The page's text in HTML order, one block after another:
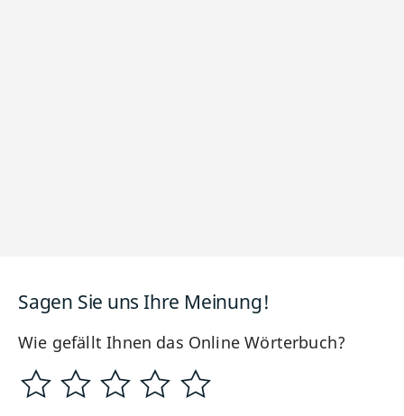
Sagen Sie uns Ihre Meinung!
Wie gefällt Ihnen das Online Wörterbuch?